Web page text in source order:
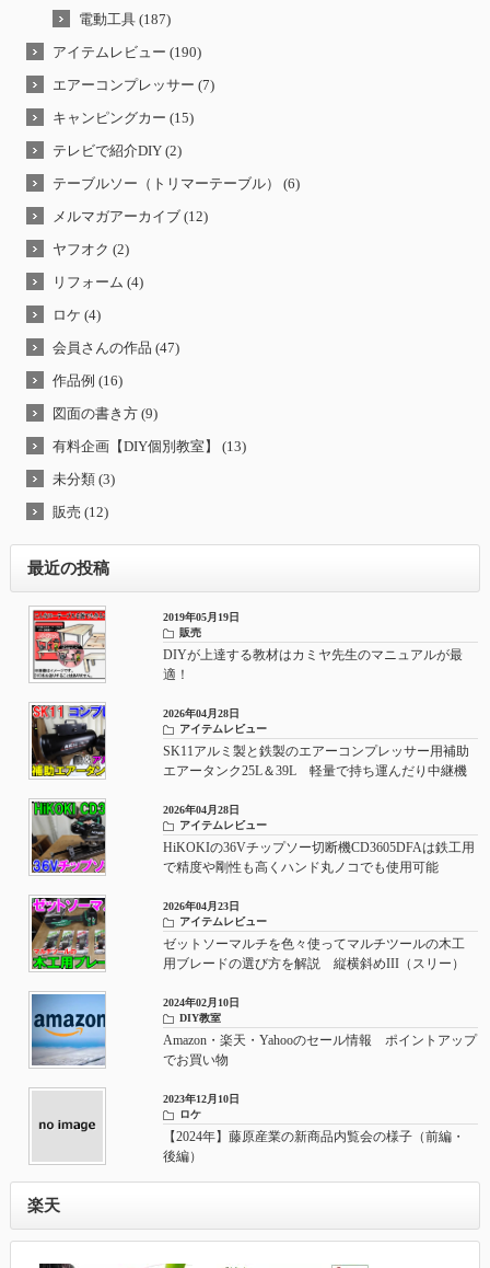
電動工具 (187)
アイテムレビュー (190)
エアーコンプレッサー (7)
キャンピングカー (15)
テレビで紹介DIY (2)
テーブルソー（トリマーテーブル） (6)
メルマガアーカイブ (12)
ヤフオク (2)
リフォーム (4)
ロケ (4)
会員さんの作品 (47)
作品例 (16)
図面の書き方 (9)
有料企画【DIY個別教室】 (13)
未分類 (3)
販売 (12)
最近の投稿
2019年05月19日
販売
DIYが上達する教材はカミヤ先生のマニュアルが最
適！
2026年04月28日
アイテムレビュー
SK11アルミ製と鉄製のエアーコンプレッサー用補助
エアータンク25L＆39L 軽量で持ち運んだり中継機
2026年04月28日
アイテムレビュー
HiKOKIの36Vチップソー切断機CD3605DFAは鉄工用
で精度や剛性も高くハンド丸ノコでも使用可能
2026年04月23日
アイテムレビュー
ゼットソーマルチを色々使ってマルチツールの木工
用ブレードの選び方を解説 縦横斜めIII（スリー）
2024年02月10日
DIY教室
Amazon・楽天・Yahooのセール情報 ポイントアップ
でお買い物
2023年12月10日
ロケ
【2024年】藤原産業の新商品内覧会の様子（前編・
後編）
楽天